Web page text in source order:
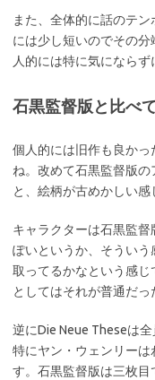
また、全体的に話のテ
には少し短いのでその
人的には特に気にならず
石黒監督版と比べ
個人的には旧作も良か
ね。改めて石黒監督版
と、絵柄が古めかしい感
キャラクターは石黒監
ぽいというか、そうい
取ってるかなという感
としてはそれが普通だっ
逆にDie Neue Theseは
特にヤン・ウェンリーは
す。石黒監督版は三枚